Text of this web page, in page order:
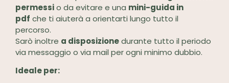
permessio da evitare e una mini-guida in
pdf che ti aiuterà a orientarti lungo tutto il
percorso.
Sarò inoltre a disposizionedurante tutto il periodo
via messaggio o via mail per ogni minimo dubbio.
Ideale per: